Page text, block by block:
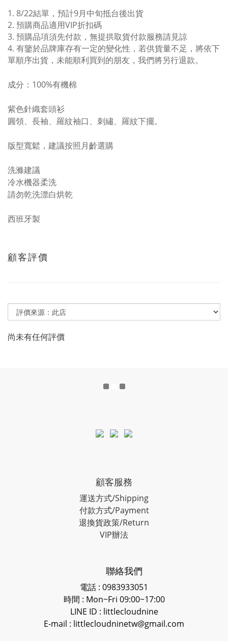
1. 8/22結單，預計9月中旬抵台後出貨
2. 預購商品適用VIP折扣碼
3. 預購品項須先付款，無提拱取貨付款服務請見諒
4. 有鑒於品牌庫存有一定的變化性，若供貨量不足，將依下
單順序出貨，未能順利買到的朋友，我們將另行退款。
成分：100%有機棉
紫色針織套頭衫
圓領、長袖、羅紋袖口、刺繡、羅紋下擺。
版型寬鬆，建議按照月齡選購
洗滌建議
冷水機器柔洗
請勿乾洗漂白烘乾
西班牙製
顧客評價
尚未有任何評價
顧客服務
運送方式/Shipping
付款方式/Payment
退換貨政策/Return
VIP辦法
聯絡我們
電話 : 0983933051
時間 : Mon~Fri 09:00~17:00
LINE ID : littlecloudnine
E-mail : littlecloudninetw@gmail.com